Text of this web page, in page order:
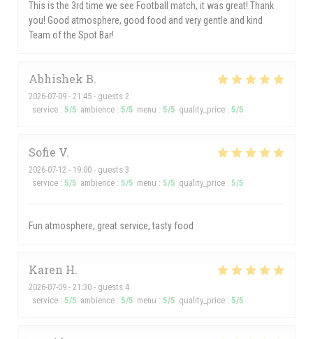
This is the 3rd time we see Football match, it was great! Thank
you! Good atmosphere, good food and very gentle and kind
Team of the Spot Bar!
Abhishek B
2026-07-09 - 21:45 - guests 2
service : 5/5 ambience : 5/5 menu : 5/5 quality_price : 5/5
Sofie V
2026-07-12 - 19:00 - guests 3
service : 5/5 ambience : 5/5 menu : 5/5 quality_price : 5/5
Fun atmosphere, great service, tasty food
Karen H
2026-07-09 - 21:30 - guests 4
service : 5/5 ambience : 5/5 menu : 5/5 quality_price : 5/5